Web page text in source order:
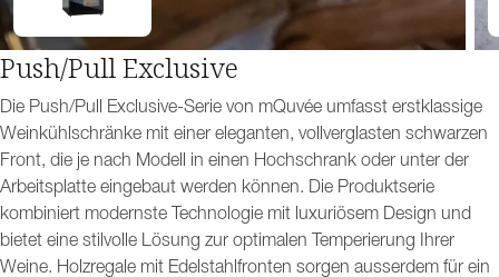
Push/Pull Exclusive
Die Push/Pull Exclusive-Serie von mQuvée umfasst erstklassige
Weinkühlschränke mit einer eleganten, vollverglasten schwarzen
Front, die je nach Modell in einen Hochschrank oder unter der
Arbeitsplatte eingebaut werden können. Die Produktserie
kombiniert modernste Technologie mit luxuriösem Design und
bietet eine stilvolle Lösung zur optimalen Temperierung Ihrer
Weine. Holzregale mit Edelstahlfronten sorgen ausserdem für ein